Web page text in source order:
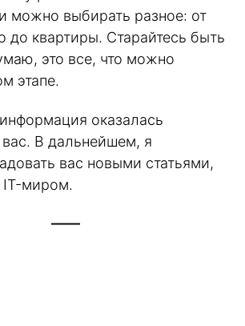
можно выбирать разное: от
до квартиры. Старайтесь быть
это все, что можно
этапе.
оказалась
В дальнейшем, я
вас новыми статьями,
IT-миром.
——